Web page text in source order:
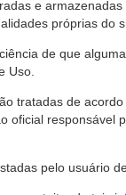
e
próprias do
de que
Uso.
tratadas de
oficial
pelo usuário